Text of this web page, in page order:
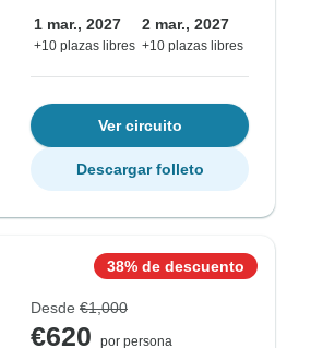
1 mar., 2027
+10 plazas libres
2 mar., 2027
+10 plazas libres
Ver circuito
Descargar folleto
38% de descuento
Desde €1,000
€620 por persona